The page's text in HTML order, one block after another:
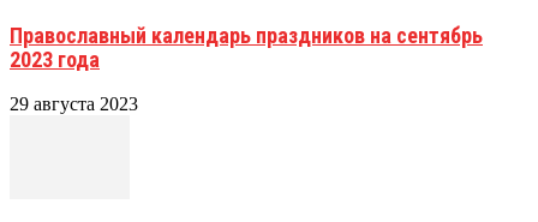
Православный календарь праздников на сентябрь
2023 года
29 августа 2023